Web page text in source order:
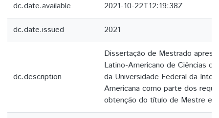
dc.date.available 2021-10-22T12:19:38Z
dc.date.issued 2021
dc.description
Dissertação de Mestrado
Latino-Americano de Ciências
da Universidade Federal da
Americana como parte dos
obtenção do título de Mestre